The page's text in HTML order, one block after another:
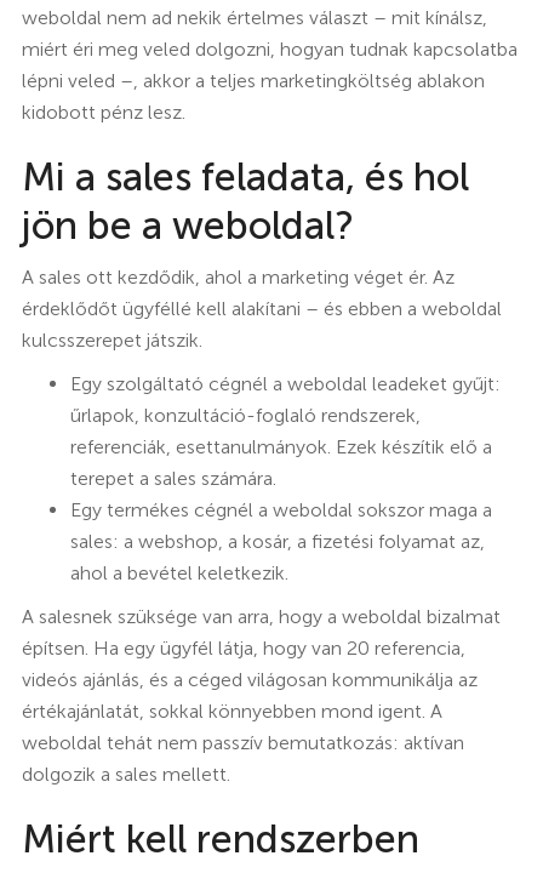
weboldal nem ad nekik értelmes választ – mit kínálsz,
miért éri meg veled dolgozni, hogyan tudnak kapcsolatba
lépni veled –, akkor a teljes marketingköltség ablakon
kidobott pénz lesz.
Mi a sales feladata, és hol
jön be a weboldal?
A sales ott kezdődik, ahol a marketing véget ér. Az
érdeklődőt ügyféllé kell alakítani – és ebben a weboldal
kulcsszerepet játszik.
Egy szolgáltató cégnél a weboldal leadeket gyűjt:
űrlapok, konzultáció-foglaló rendszerek,
referenciák, esettanulmányok. Ezek készítik elő a
terepet a sales számára.
Egy termékes cégnél a weboldal sokszor maga a
sales: a webshop, a kosár, a fizetési folyamat az,
ahol a bevétel keletkezik.
A salesnek szüksége van arra, hogy a weboldal bizalmat
építsen. Ha egy ügyfél látja, hogy van 20 referencia,
videós ajánlás, és a céged világosan kommunikálja az
értékajánlatát, sokkal könnyebben mond igent. A
weboldal tehát nem passzív bemutatkozás: aktívan
dolgozik a sales mellett.
Miért kell rendszerben